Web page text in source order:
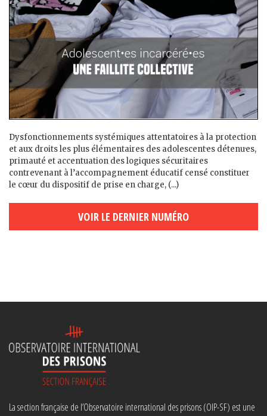
Dysfonctionnements systémiques attentatoires à la protection
et aux droits les plus élémentaires des adolescent·es détenu·es,
primauté et accentuation des logiques sécuritaires
contrevenant à l’accompagnement éducatif censé constituer
le cœur du dispositif de prise en charge, (...)
VOIR LE DERNIER NUMÉRO
La section française de l’Observatoire international des prisons (OIP-SF) est une